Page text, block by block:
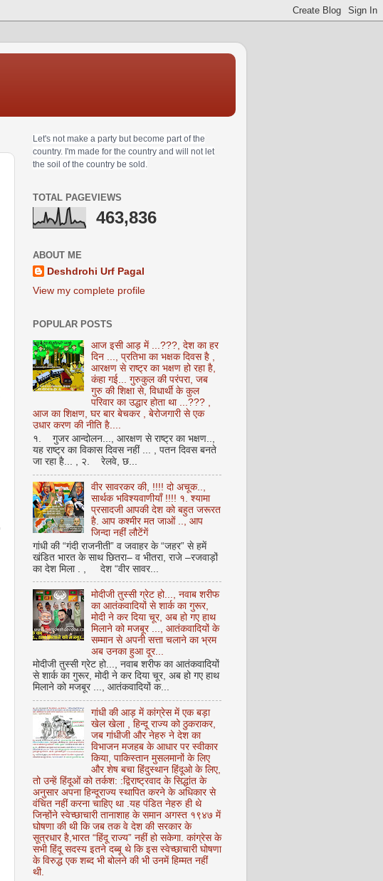
Let's not make a party but become part of the
country. I'm made for the country and will not let
the soil of the country be sold.
TOTAL PAGEVIEWS
463,836
ABOUT ME
Deshdrohi Urf Pagal
View my complete profile
POPULAR POSTS
आज इसी आड़ में ...???, देश का हर
दिन ..., प्रतिभा का भक्षक दिवस है ,
आरक्षण से राष्ट्र का भक्षण हो रहा है,
कंहा गई... गुरुकुल की परंपरा, जब
गुरु की शिक्षा से, विधार्थी के कुल
परिवार का उद्धार होता था ...??? ,
आज का शिक्षण, घर बार बेचकर , बेरोजगारी से एक
उधार करण की नीति है....
१. गुजर आन्दोलन..., आरक्षण से राष्ट्र का भक्षण..,
यह राष्ट्र का विकास दिवस नहीं ... , पतन दिवस बनते
जा रहा है... , २. रेलवे, छ...
वीर सावरकर की, !!!! दो अचूक..,
सार्थक भविश्यवाणीयाँ !!!! १. श्यामा
प्रसादजी आपकी देश को बहुत जरूरत
है. आप कश्मीर मत जाओं .., आप
जिन्दा नहीं लौटेंगें
गांधी की “गंदी राजनीती” व जवाहर के “जहर” से हमें
खंडित भारत के साथ छितरा– व भीतरा, राजे –रजवाड़ों
का देश मिला . , देश “वीर सावर...
मोदीजी तुस्सी ग्रेट हो..., नवाब शरीफ
का आतंकवादियों से शार्क का गुरूर,
मोदी ने कर दिया चूर, अब हो गए हाथ
मिलाने को मजबूर ..., आतंकवादियों के
सम्मान से अपनी सत्ता चलाने का भ्रम
अब उनका हुआ दूर...
मोदीजी तुस्सी ग्रेट हो..., नवाब शरीफ का आतंकवादियों
से शार्क का गुरूर, मोदी ने कर दिया चूर, अब हो गए हाथ
मिलाने को मजबूर ..., आतंकवादियों क...
गांधी की आड़ में कांग्रेस में एक बड़ा
खेल खेला , हिन्दू राज्य को ठुकराकर,
जब गांधीजी और नेहरु ने देश का
विभाजन मजहब के आधार पर स्वीकार
किया, पाकिस्तान मुसलमानों के लिए
और शेष बचा हिंदुस्थान हिंदूओ के लिए,
तो उन्हें हिंदूओं को तर्कश: :द्विराष्ट्रवाद के सिद्धांत के
अनुसार अपना हिन्दूराज्य स्थापित करने के अधिकार से
वंचित नहीं करना चाहिए था .यह पंडित नेहरु ही थे
जिन्होंने स्वेच्छाचारी तानाशाह के समान अगस्त १९४७ में
घोषणा की थी कि जब तक वे देश की सरकार के
सूत्रधार है,भारत “हिंदू राज्य” नहीं हो सकेगा. कांग्रेस के
सभी हिंदू सदस्य इतने दब्बू थे कि इस स्वेच्छाचारी घोषणा
के विरुद्ध एक शब्द भी बोलने की भी उनमें हिम्मत नहीं
थी.